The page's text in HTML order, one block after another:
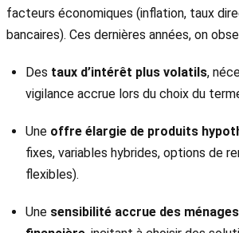
facteurs économiques (inflation, taux
bancaires). Ces dernières années, on
Des taux d’intérêt plus volatils,
vigilance accrue lors du choix du
Une offre élargie de produits
fixes, variables hybrides, options de
flexibles).
Une sensibilité accrue des